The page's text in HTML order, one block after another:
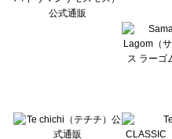
Wpc.（ワールドパーティー）のアウター